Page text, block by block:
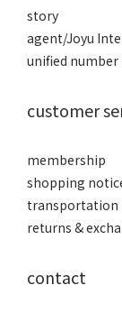
story
agent/Joyu
unified number
customer
membership
shopping
transportation
returns &
contact